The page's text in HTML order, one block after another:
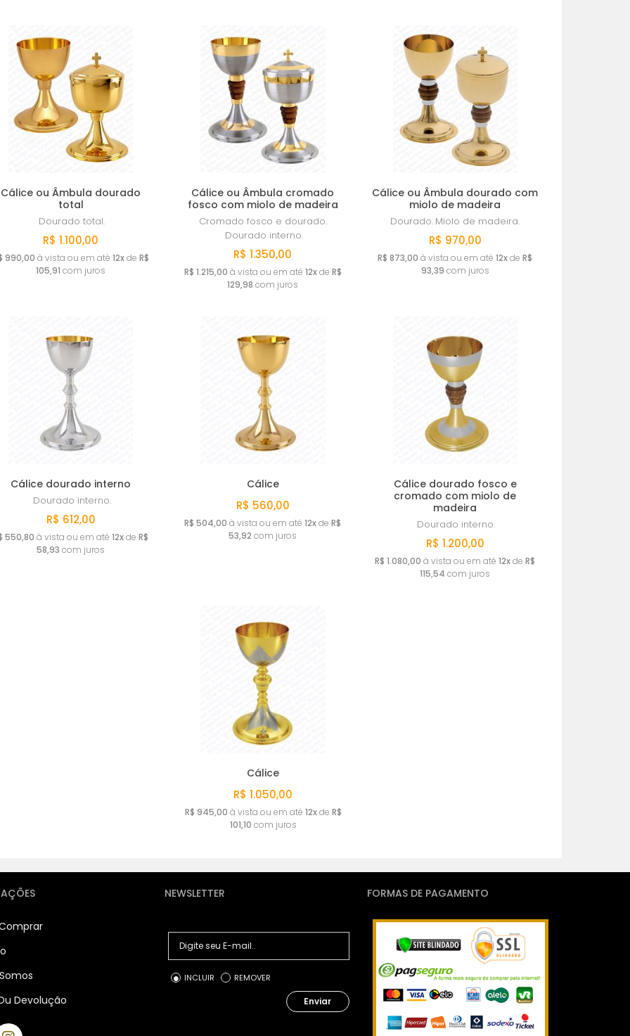
Cálice ou Âmbula dourado
total
Dourado total.
R$ 1.100,00
990,00 à vista ou em até 12xde R$
105,91 com juros
Cálice ou Âmbula cromado
fosco com miolo de madeira
Cromado fosco e dourado.
Dourado interno.
R$ 1.350,00
R$ 1.215,00 à vista ou em até 12xde R$
129,98 com juros
Cálice ou Âmbula dourado com
miolo de madeira
Dourado. Miolo de madeira.
R$ 970,00
R$ 873,00 à vista ou em até12xdeR$
93,39 com juros
Cálice dourado interno
Dourado interno.
R$ 612,00
550,80 à vista ou em até12xdeR$
58,93 com juros
Cálice
R$ 560,00
R$ 504,00 à vista ou em até12xdeR$
53,92 com juros
Cálice dourado fosco e
cromado com miolo de
madeira
Dourado interno.
R$ 1.200,00
R$ 1.080,00 à vista ou em até12xdeR$
115,54 com juros
Cálice
R$ 1.050,00
R$ 945,00 à vista ou em até 12xde R$
101,10 com juros
Devolução
NEWSLETTER
INCLUIR REMOVER
Enviar
FORMAS DE PAGAMENTO